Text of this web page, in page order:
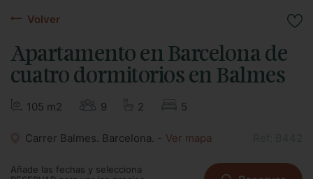
Volver
Apartamento en Barcelona de
cuatro dormitorios en Balmes
105 m2 9 2 5
Carrer Balmes. Barcelona. - Ver mapa
Añade las fechas y selecciona